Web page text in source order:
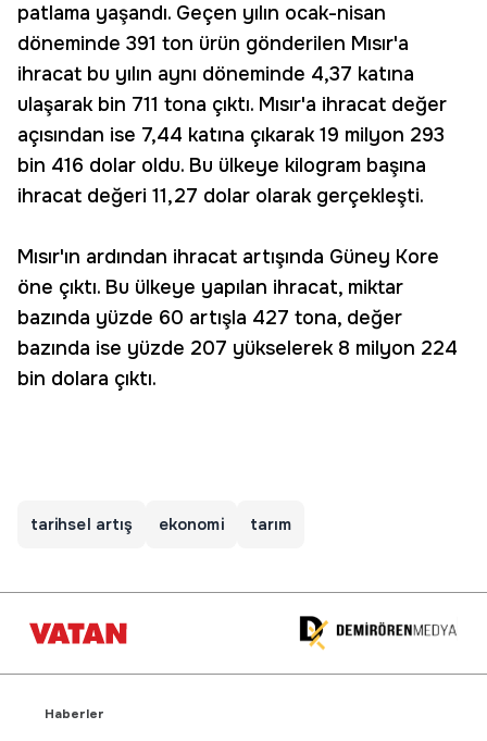
patlama yaşandı. Geçen yılın ocak-nisan
döneminde 391 ton ürün gönderilen Mısır'a
ihracat bu yılın aynı döneminde 4,37 katına
ulaşarak bin 711 tona çıktı. Mısır'a ihracat değer
açısından ise 7,44 katına çıkarak 19 milyon 293
bin 416 dolar oldu. Bu ülkeye kilogram başına
ihracat değeri 11,27 dolar olarak gerçekleşti.
Mısır'ın ardından ihracat artışında Güney Kore
öne çıktı. Bu ülkeye yapılan ihracat, miktar
bazında yüzde 60 artışla 427 tona, değer
bazında ise yüzde 207 yükselerek 8 milyon 224
bin dolara çıktı.
tarihsel artış ekonomi tarım
Haberler